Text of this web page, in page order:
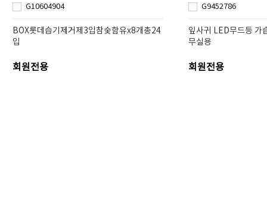
G10604904
BOX롯데습기제거제3입참숯함유x8개총24
입
회원전용
G9452786
잎사귀 LED무드등 가
무실용
회원전용